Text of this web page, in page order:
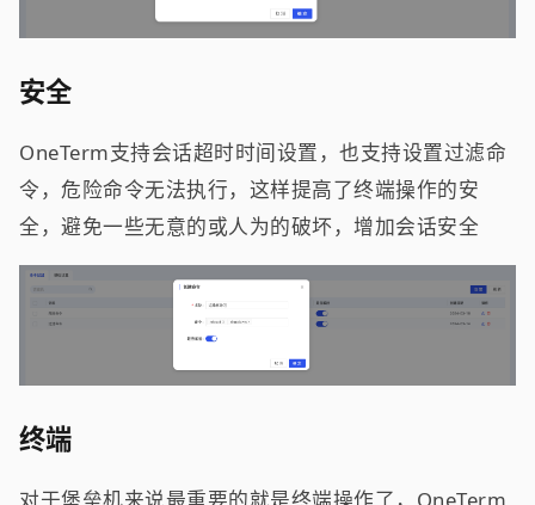
安全
OneTerm支持会话超时时间设置，也支持设置过滤命
令，危险命令无法执行，这样提高了终端操作的安
全，避免一些无意的或人为的破坏，增加会话安全
终端
对于堡垒机来说最重要的就是终端操作了，OneTerm